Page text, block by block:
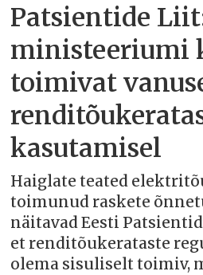
Patsientide
ministeeriumi
toimivat
kasutamisel
Haiglate teated
toimunud raskete
näitavad Eesti
et renditõukerataste
olema sisuliselt toimiv,